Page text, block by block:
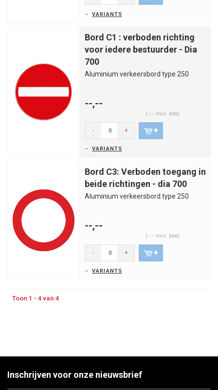
VARIANTS
Bord C1 : verboden richting
voor iedere bestuurder - Dia
700
Aluminium verkeersbord type 250
--,--
(--,-- Incl. btw)
- +
VARIANTS
Bord C3: Verboden toegang in
beide richtingen - dia 700
Aluminium verkeersbord type 250
--,--
(--,-- Incl. btw)
- +
VARIANTS
Toon 1 - 4 van 4
Inschrijven voor onze nieuwsbrief